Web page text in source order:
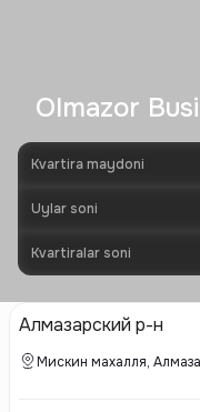
Olmazor
Kvartira maydoni
Uylar soni
Kvartiralar soni
Алмазарский р-н
Мискин махалля,